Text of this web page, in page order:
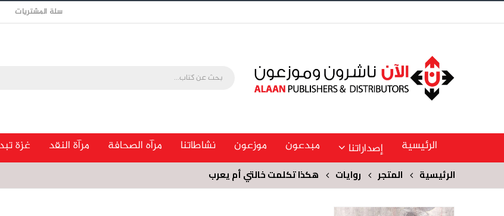
سلة المشتريات
الرئيسية إصداراتنا مبدعون موزعون نشاطاتنا مرآه الصحافة مرآة النقد غزة
الرئيسية المتجر روايات هكذا تكلمت خالتي أم يعرب